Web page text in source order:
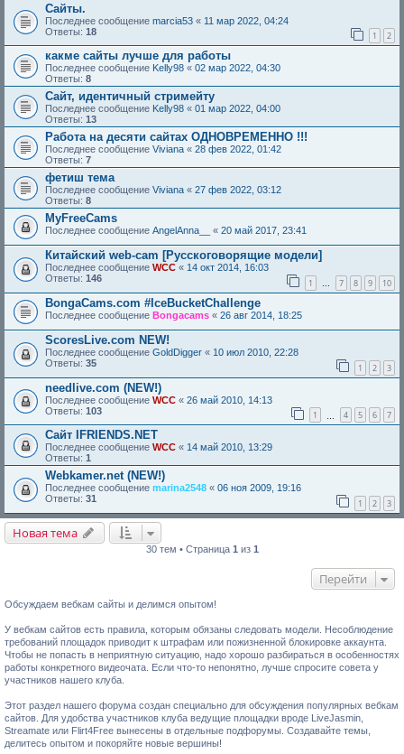
Сайты.
Последнее сообщение marcia53 « 11 мар 2022, 04:24
Ответы: 18 1 2
какме сайты лучше для работы
Последнее сообщение Kelly98 « 02 мар 2022, 04:30
Ответы: 8
Сайт, идентичный стримейту
Последнее сообщение Kelly98 « 01 мар 2022, 04:00
Ответы: 13
Работа на десяти сайтах ОДНОВРЕМЕННО !!!
Последнее сообщение Viviana « 28 фев 2022, 01:42
Ответы: 7
фетиш тема
Последнее сообщение Viviana « 27 фев 2022, 03:12
Ответы: 8
MyFreeCams
Последнее сообщение AngelAnna__ « 20 май 2017, 23:41
Китайский web-cam [Русскоговорящие модели]
Последнее сообщение WCC « 14 окт 2014, 16:03
Ответы: 146 1 … 7 8 9 10
BongaCams.com #IceBucketChallenge
Последнее сообщение Bongacams « 26 авг 2014, 18:25
ScoresLive.com NEW!
Последнее сообщение GoldDigger « 10 июл 2010, 22:28
Ответы: 35 1 2 3
needlive.com (NEW!)
Последнее сообщение WCC « 26 май 2010, 14:13
Ответы: 103 1 4 5 6 7
Сайт IFRIENDS.NET
Последнее сообщение WCC « 14 май 2010, 13:29
Ответы: 1
Webkamer.net (NEW!)
Последнее сообщение marina2548 « 06 ноя 2009, 19:16
Ответы: 31 1 2 3
Новая тема
30 тем • Страница 1 из 1
Перейти
Обсуждаем вебкам сайты и делимся опытом!
У вебкам сайтов есть правила, которым обязаны следовать модели. Несоблюдение
требований площадок приводит к штрафам или пожизненной блокировке аккаунта.
Чтобы не попасть в неприятную ситуацию, надо хорошо разбираться в особенностях
работы конкретного видеочата. Если что-то непонятно, лучше спросите совета у
участников нашего клуба.
Этот раздел нашего форума создан специально для обсуждения популярных вебкам
сайтов. Для удобства участников клуба ведущие площадки вроде LiveJasmin,
Streamate или Flirt4Free вынесены в отдельные подфорумы. Создавайте темы,
делитесь опытом и покоряйте новые вершины!